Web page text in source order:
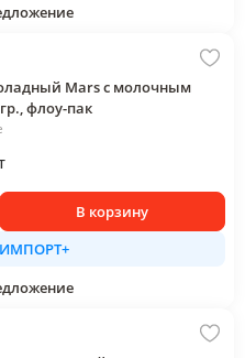
Mars с молочным
флоу-пак
В корзину
ИМПОРТ+